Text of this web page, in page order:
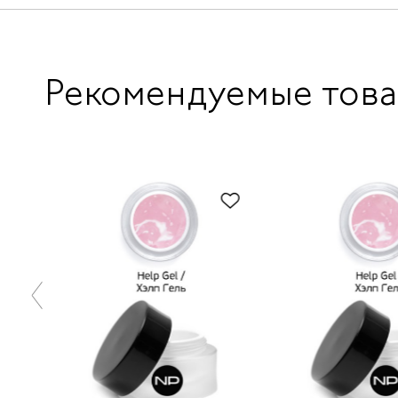
Рекомендуемые